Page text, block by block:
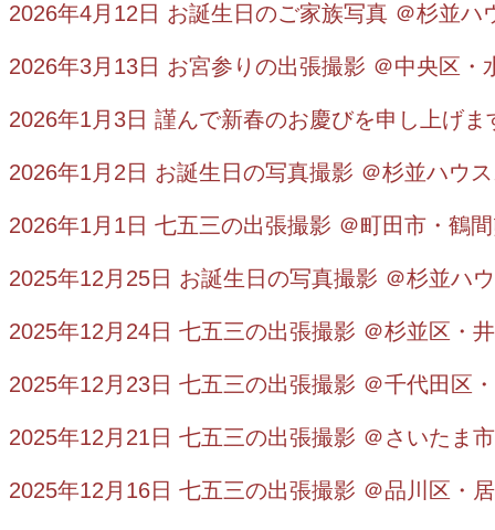
2026年4月12日 お誕生日のご家族写真 ＠杉並ハ
2026年3月13日 お宮参りの出張撮影 ＠中央区・
2026年1月3日 謹んで新春のお慶びを申し上げま
2026年1月2日 お誕生日の写真撮影 ＠杉並ハウ
2026年1月1日 七五三の出張撮影 ＠町田市・鶴
2025年12月25日 お誕生日の写真撮影 ＠杉並ハ
2025年12月24日 七五三の出張撮影 ＠杉並区・
2025年12月23日 七五三の出張撮影 ＠千代田区
2025年12月21日 七五三の出張撮影 ＠さいたま
2025年12月16日 七五三の出張撮影 ＠品川区・